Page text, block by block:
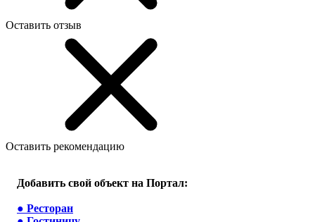
Оставить отзыв
Оставить рекомендацию
Добавить свой объект на Портал:
● Ресторан